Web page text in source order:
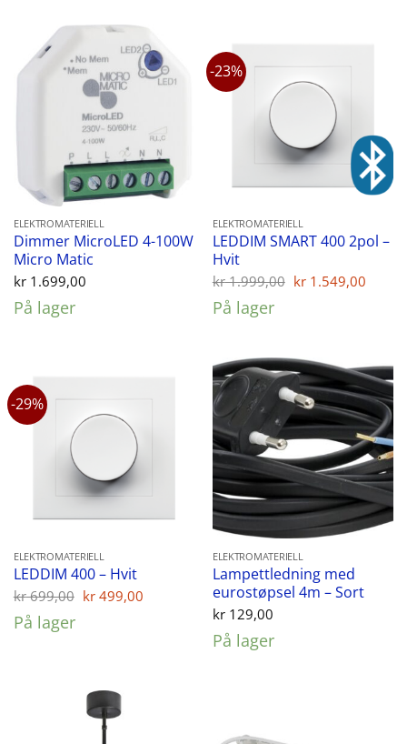
ELEKTROMATERIELL
Dimmer MicroLED 4-100W
Micro Matic
kr1.699,00
På lager
-23%
ELEKTROMATERIELL
LEDDIM SMART 400 2pol –
Hvit
kr1.999,00 Opprinnelig
kr 1.549,00
På lager
-29%
ELEKTROMATERIELL
LEDDIM 400 – Hvit
kr699,00 Opprinnelig
kr 499,00 Nåværende
kr 499,00.
På lager
ELEKTROMATERIELL
Lampettledning med
eurostøpsel 4m – Sort
kr129,00
På lager